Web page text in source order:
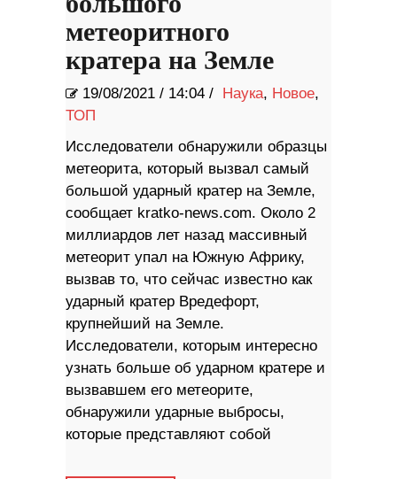
метеоритного
кратера на Земле
19/08/2021 / 14:04 / Наука, Новое,
ТОП
Исследователи обнаружили образцы
метеорита, который вызвал самый
большой ударный кратер на Земле,
сообщает kratko-news.com. Около 2
миллиардов лет назад массивный
метеорит упал на Южную Африку,
вызвав то, что сейчас известно как
ударный кратер Вредефорт,
крупнейший на Земле.
Исследователи, которым интересно
узнать больше об ударном кратере и
вызвавшем его метеорите,
обнаружили ударные выбросы,
которые представляют собой